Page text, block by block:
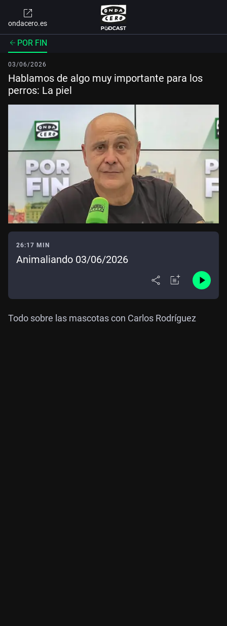
ondacero.es
POR FIN
03/06/2026
Hablamos de algo muy importante para los
perros: La piel
26:17 MIN
Animaliando 03/06/2026
Todo sobre las mascotas con Carlos Rodríguez